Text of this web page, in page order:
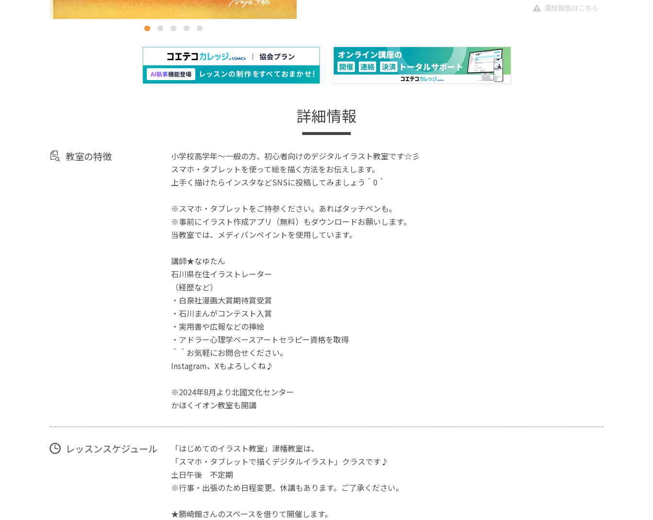
違反報告はこちら
詳細情報
教室の特徴
小学校高学年～一般の方、初心者向けのデジタルイラスト教室です☆彡
スマホ・タブレットを使って絵を描く方法をお伝えします。
上手く描けたらインスタなどSNSに投稿してみましょう＾0＾
※スマホ・タブレットをご持参ください。あればタッチペンも。
※事前にイラスト作成アプリ（無料）もダウンロードお願いします。
当教室では、メディバンペイントを使用しています。
講師★なゆたん
石川県在住イラストレーター
（経歴など）
・白泉社漫画大賞期待賞受賞
・石川まんがコンテスト入賞
・実用書や広報などの挿絵
・アドラー心理学ベースアートセラピー資格を取得
＾＾お気軽にお問合せください。
Instagram、Xもよろしくね♪
※2024年8月より北國文化センター
かほくイオン教室も開講
レッスンスケジュール
「はじめてのイラスト教室」津幡教室は、
「スマホ・タブレットで描くデジタルイラスト」クラスです♪
土日午後 不定期
※行事・出張のため日程変更、休講もあります。ご了承ください。
★勝崎館さんのスペースを借りて開催します。